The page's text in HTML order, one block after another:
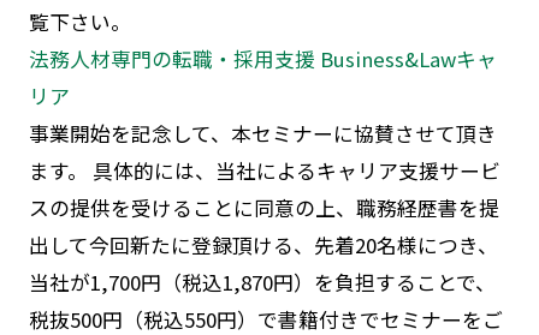
覧下さい。
法務人材専門の転職・採用支援 Business&Lawキャ
リア
事業開始を記念して、本セミナーに協賛させて頂き
ます。 具体的には、当社によるキャリア支援サービ
スの提供を受けることに同意の上、職務経歴書を提
出して今回新たに登録頂ける、先着20名様につき、
当社が1,700円（税込1,870円）を負担することで、
税抜500円（税込550円）で書籍付きでセミナーをご